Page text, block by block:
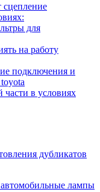
сцепление
для
на работу
подключения и
в условиях
дубликатов
лампы